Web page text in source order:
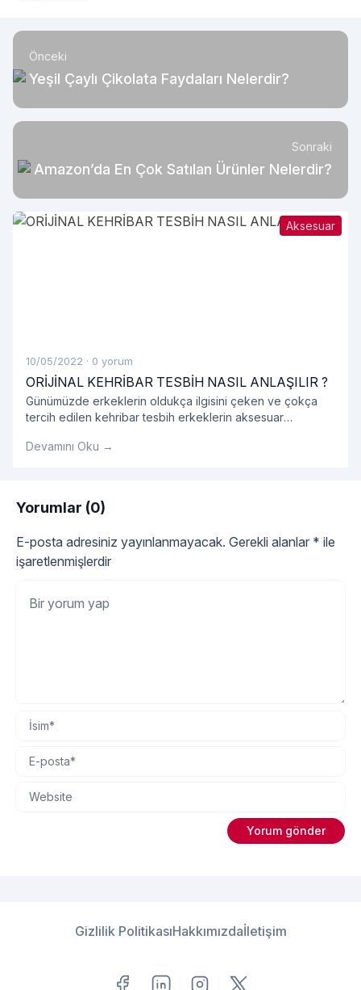
Önceki
Yeşil Çaylı Çikolata Faydaları Nelerdir?
Sonraki
Amazon’da En Çok Satılan Ürünler Nelerdir?
Aksesuar
10/05/2022 · 0 yorum
ORİJİNAL KEHRİBAR TESBİH NASIL ANLAŞILIR ?
Günümüzde erkeklerin oldukça ilgisini çeken ve çokça
tercih edilen kehribar tesbih erkeklerin aksesuar
Genellikle hediyelik olarak alınan kehribar tesbih
Devamını Oku →
Yorumlar (0)
E-posta adresiniz yayınlanmayacak. Gerekli alanlar * ile
işaretlenmişlerdir
Gizlilik PolitikasıHakkımızdaİletişim